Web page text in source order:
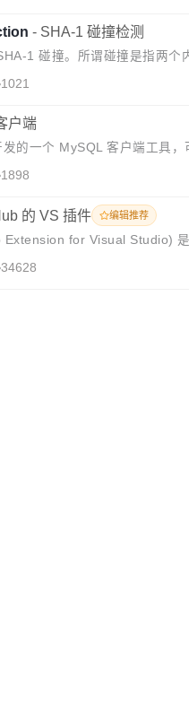
- SHA-1 碰撞检测
1 碰撞。所谓碰撞是指两
哈希值命名，如果试图向 Git
1021
户端
的一个 MySQL 客户端工具
1898
的 VS 插件 编辑推荐
for Visual Studio)
34628